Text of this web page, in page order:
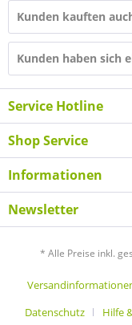
Kunden kauften
Kunden haben sich
Service Hotline
Shop Service
Informationen
Newsletter
* Alle Preise inkl.
Datenschutz
Hilfe